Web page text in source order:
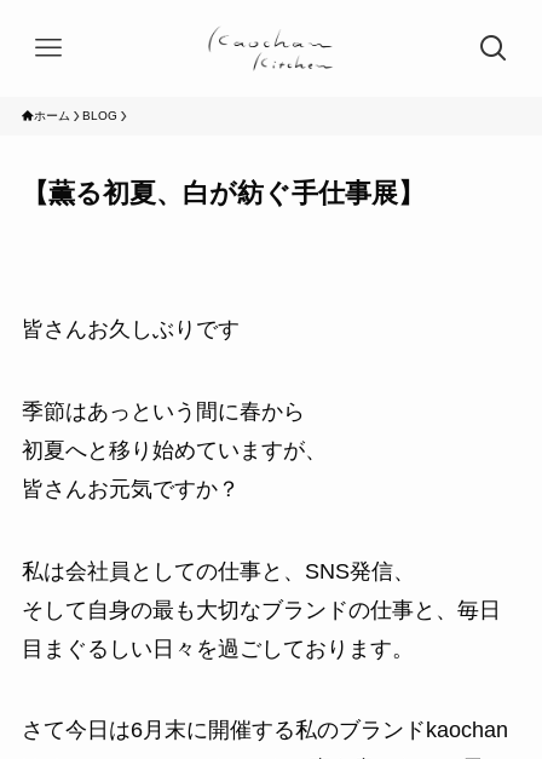
ホーム BLOG
【薫る初夏、白が紡ぐ手仕事展】
皆さんお久しぶりです
季節はあっという間に春から
初夏へと移り始めていますが、
皆さんお元気ですか？
私は会社員としての仕事と、SNS発信、
そして自身の最も大切なブランドの仕事と、毎日
目まぐるしい日々を過ごしております。
さて今日は6月末に開催する私のブランドkaochan